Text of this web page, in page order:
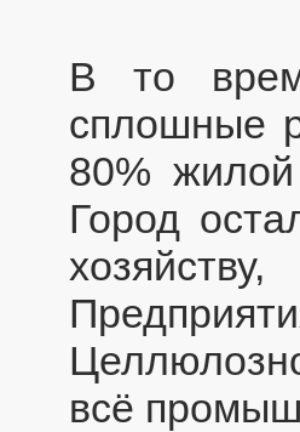
В то
сплошные
80%
Город
всё